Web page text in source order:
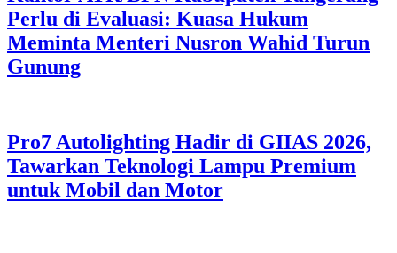
Perlu di Evaluasi: Kuasa Hukum
Meminta Menteri Nusron Wahid Turun
Gunung
Pro7 Autolighting Hadir di GIIAS 2026,
Tawarkan Teknologi Lampu Premium
untuk Mobil dan Motor